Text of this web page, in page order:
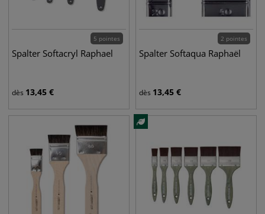
5 pointes
Spalter Softacryl Raphael
dès 13,45 €
2 pointes
Spalter Softaqua Raphaël
dès 13,45 €